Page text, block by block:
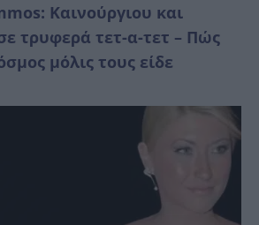
Καινούργιου και
τρυφερά τετ-α-τετ – Πώς
μόλις τους είδε